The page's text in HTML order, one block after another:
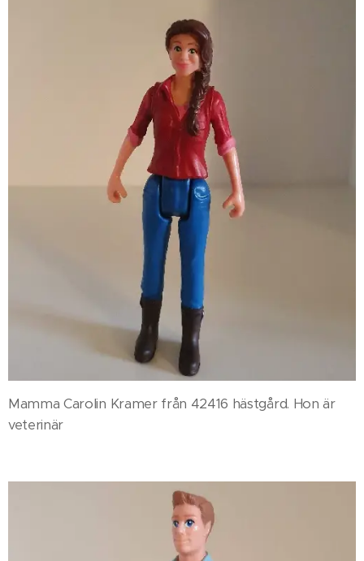
Mamma Carolin Kramer från 42416 hästgård. Hon är
veterinär